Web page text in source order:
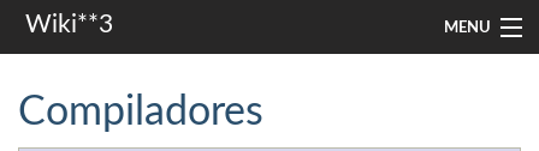
Wiki**3 MENU
Compiladores